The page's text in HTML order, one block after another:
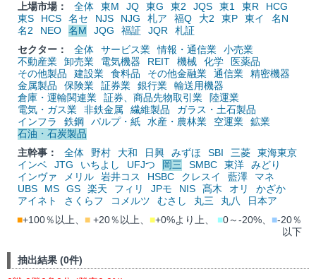
上場市場：
全体 東M JQ 東G 東2 JQS 東1 東R
HCG
東S
HCS 名セ NJS NJG 札ア 福Q 大2 東P 東イ
名N
名2
NEO 名M JQG 福証 JQR
札証
セクター：
全体 サービス業 情報・通信業
小売業
不動産業
卸売業 電気機器 REIT 機械 化学
医薬品
その他製品
建設業 食料品 その他金融業 通信業
精密機器
金属製品
保険業 証券業 銀行業
輸送用機器
倉庫・運輸関連業
証券、商品先物取引業
陸運業
電気・ガス業
非鉄金属 繊維製品
ガラス・土石製品
インフラ
鉄鋼 パルプ・紙 水産・農林業 空運業
鉱業
石油・石炭製品
主幹事：
全体 野村 大和 日興 みずほ SBI 三菱
東海東京
インベ
JTG いちよし UFJつ 岡三 SMBC 東洋
みどり
インヴァ
メリル 岩井コス HSBC クレスイ 藍澤
マネ
UBS
MS GS 楽天 フィリ JPモ NIS 髙木 オリ
かざか
アイネト
さくらフ コメルツ むさし 丸三 丸八
日本ア
■+100％以上、 ■ +20％以上、 ■+0%より上、 ■0～-20%、 ■-20％
以下
抽出結果 (0件)